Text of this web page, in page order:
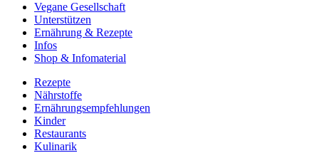
Vegane Gesellschaft
Unterstützen
Ernährung & Rezepte
Infos
Shop & Infomaterial
Rezepte
Nährstoffe
Ernährungsempfehlungen
Kinder
Restaurants
Kulinarik